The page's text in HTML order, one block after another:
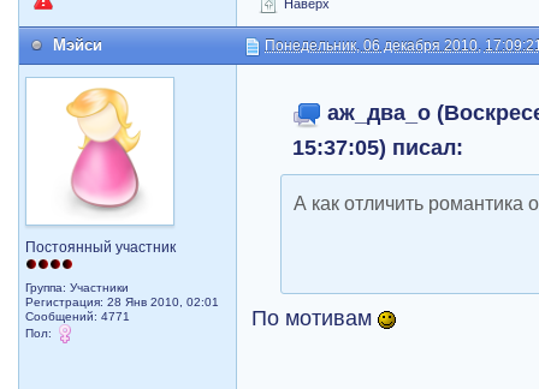
Наверх
Мэйси Понедельник, 06 декабря 2010,
Постоянный участник
Группа: Участники
Регистрация: 28 Янв 2010, 02:01
Сообщений: 4771
Пол:
аж_два_о
15:37:05) писал:
А как отличить романтика
По мотивам